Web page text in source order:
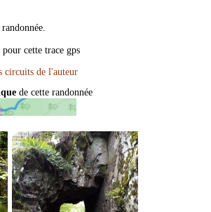
cette trace gps
de cette randonnée